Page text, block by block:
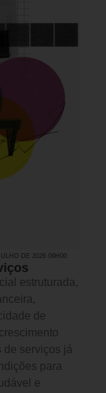
DE 2026 09H00
estruturada,
de
de serviços já
para
e